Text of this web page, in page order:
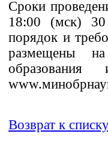
Сроки
18:00 (мск) 30
порядок и
размещены
Возврат к